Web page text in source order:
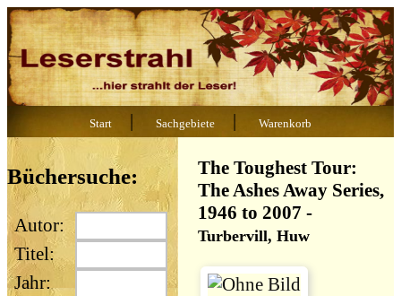
Start | Sachgebiete | Warenkorb
Büchersuche:
Autor:
Titel:
Jahr:
The Toughest Tour:
The Ashes Away Series,
1946 to 2007 -
Turbervill, Huw